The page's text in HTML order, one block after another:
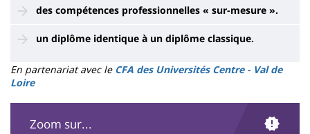
des compétences professionnelles « sur-mesure ».
un diplôme identique à un diplôme classique.
En partenariat avec le CFA des Universités Centre - Val de
Loire
Zoom sur...